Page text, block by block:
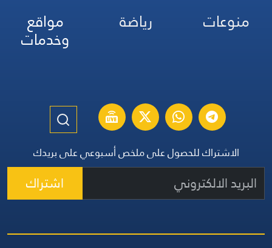
منوعات
رياضة مواقع
وخدمات
الاشتراك للحصول على ملخص أسبوعي على بريدك
اشتراك